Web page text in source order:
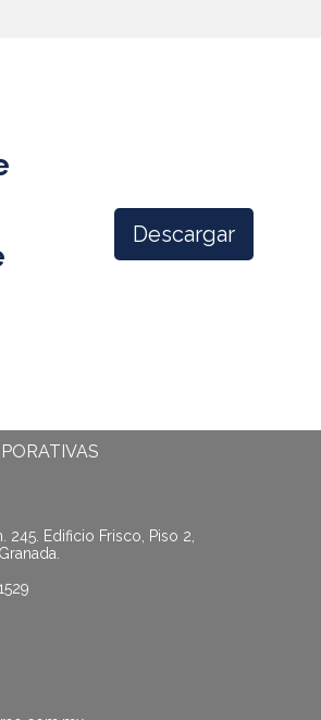
Descargar
245. Edificio Frisco, Piso 2,